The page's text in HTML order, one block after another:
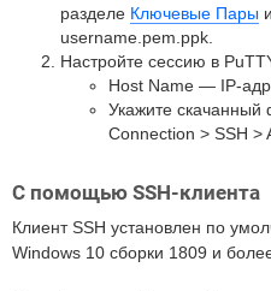
разделе Ключевые Пары
username.pem.ppk.
Настройте сессию в
Host Name — IP-
Укажите
Connection > SSH >
С помощью SSH-клиента
Клиент SSH установлен по
Windows 10 сборки 1809 и